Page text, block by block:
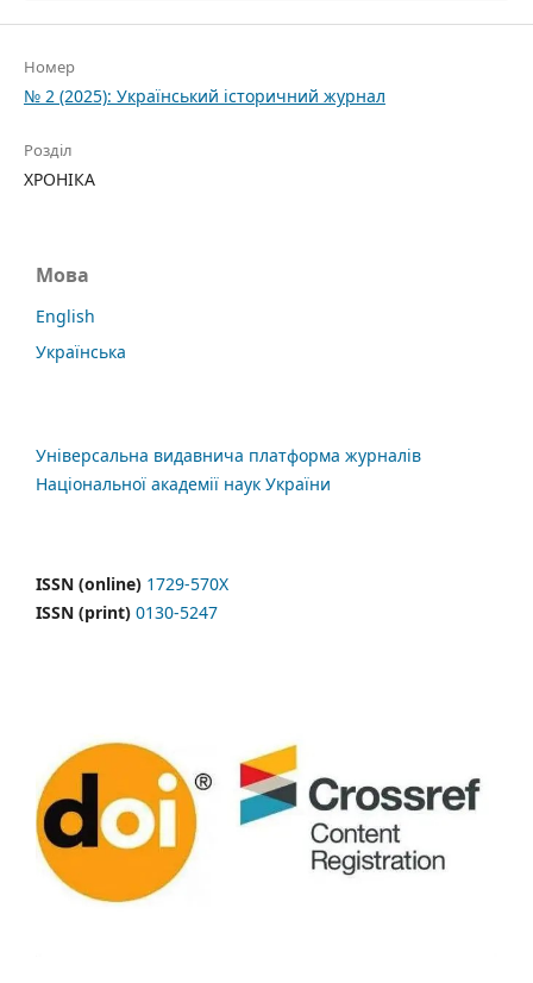
Номер
№ 2 (2025): Український історичний журнал
Розділ
ХРОНІКА
Мова
English
Українська
Універсальна видавнича платформа журналів
Національної академії наук України
ISSN (online) 1729-570X
ISSN (print) 0130-5247